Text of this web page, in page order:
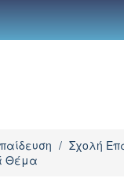
/ Σχολή
Θέμα